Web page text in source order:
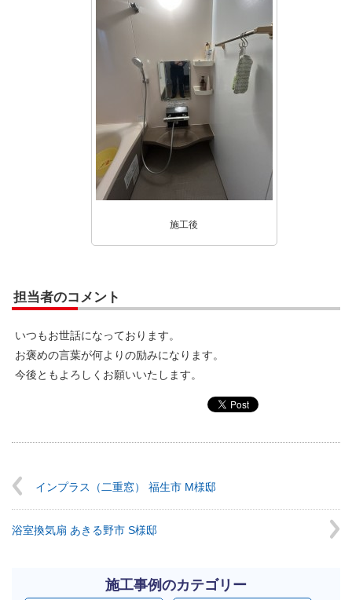
施工後
担当者のコメント
いつもお世話になっております。
お褒めの言葉が何よりの励みになります。
今後ともよろしくお願いいたします。
インプラス（二重窓） 福生市 M様邸
浴室換気扇 あきる野市 S様邸
施工事例のカテゴリー